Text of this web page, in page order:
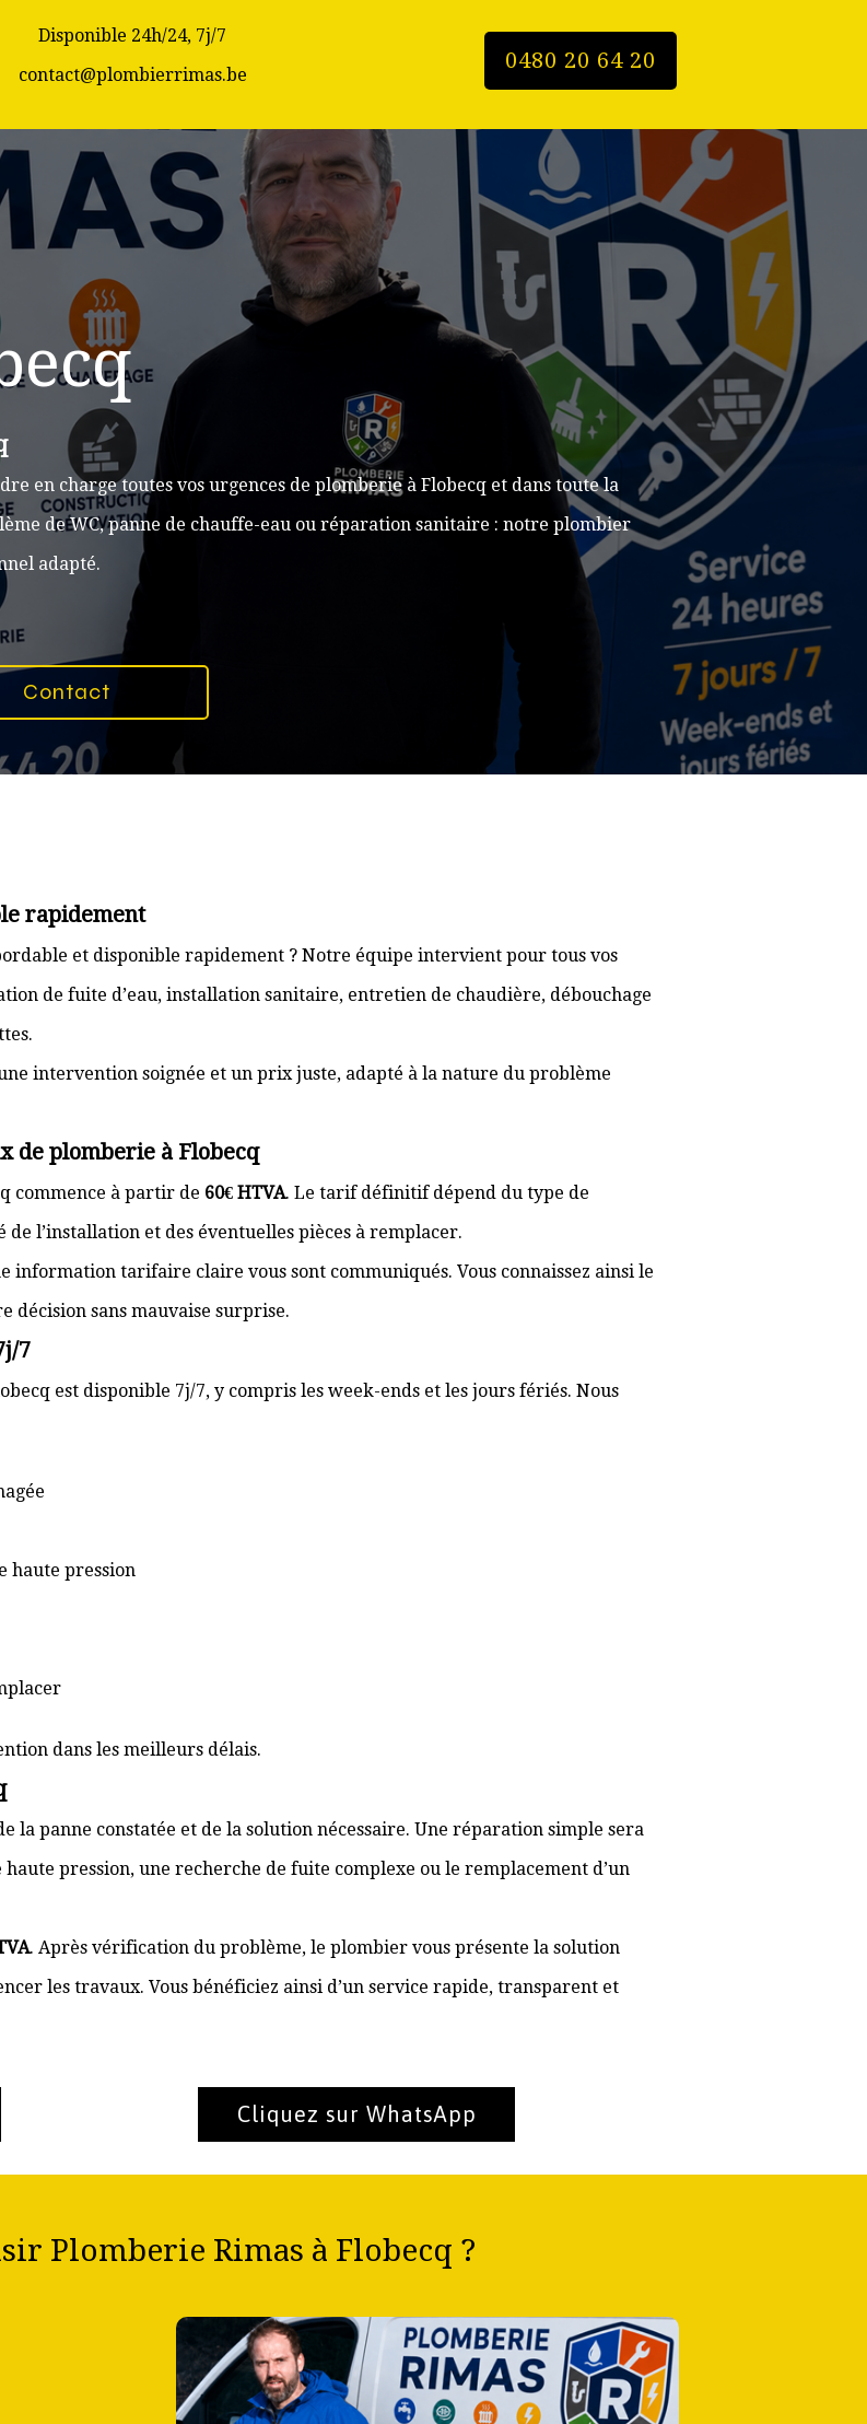
0480 20 64 20
Disponible 24h/24, 7j/7
contact@plombierrimas.be
en charge toutes vos urgences de plomberie à Flobecq et dans toute la
de WC, panne de chauffe-eau ou réparation sanitaire : notre plombier
adapté.
Contact
rapidement
et disponible rapidement ? Notre équipe intervient pour tous vos
de fuite d’eau, installation sanitaire, entretien de chaudière, débouchage
intervention soignée et un prix juste, adapté à la nature du problème
de plomberie à Flobecq
commence à partir de 60€ HTVA. Le tarif définitif dépend du type de
de l’installation et des éventuelles pièces à remplacer.
information tarifaire claire vous sont communiqués. Vous connaissez ainsi le
décision sans mauvaise surprise.
7
est disponible 7j/7, y compris les week-ends et les jours fériés. Nous
haute pression
dans les meilleurs délais.
la panne constatée et de la solution nécessaire. Une réparation simple sera
pression, une recherche de fuite complexe ou le remplacement d’un
. Après vérification du problème, le plombier vous présente la solution
les travaux. Vous bénéficiez ainsi d’un service rapide, transparent et
Cliquez sur WhatsApp
Plomberie Rimas à Flobecq ?